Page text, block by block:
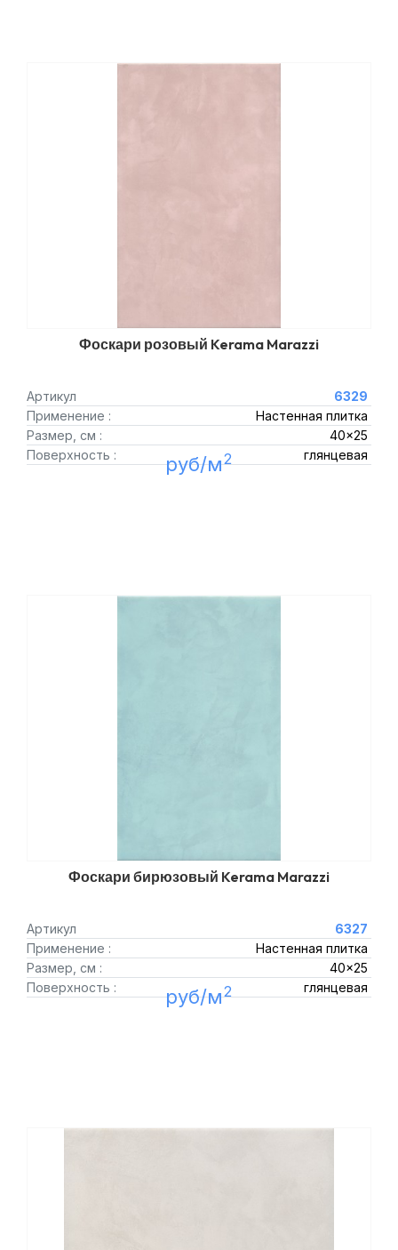
Фоскари розовый Kerama Marazzi
Артикул
6329
Применение :
Настенная плитка
Размер, см :
40x25
Поверхность :
глянцевая
руб/м2
Фоскари бирюзовый Kerama Marazzi
Артикул
6327
Применение :
Настенная плитка
Размер, см :
40x25
Поверхность :
глянцевая
руб/м2